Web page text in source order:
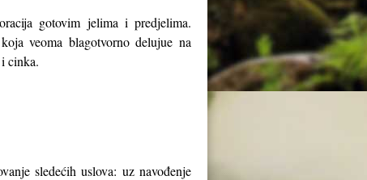
gotovim jelima i predjelima.
veoma blagotvorno delujue na
cinka.
sledećih uslova: uz navođenje